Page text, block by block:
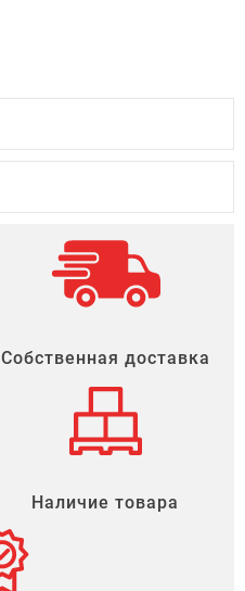
Собственная доставка
Наличие товара